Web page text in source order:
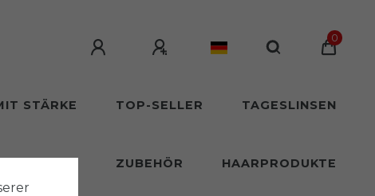
0
STÄRKE TOP-SELLER TAGESLINSEN
ZUBEHÖR HAARPRODUKTE